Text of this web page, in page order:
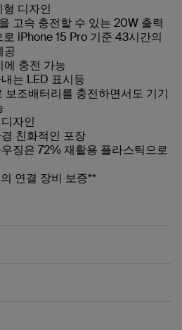
디자인
고속 충전할 수 있는 20W 출력
iPhone 15 Pro 기준 43시간의
공
에 충전 가능
는 LED 표시등
보조배터리를 충전하면서도 기기
자인
친화적인 포장
징은 72% 재활용 플라스틱으로
연결 장비 보증**